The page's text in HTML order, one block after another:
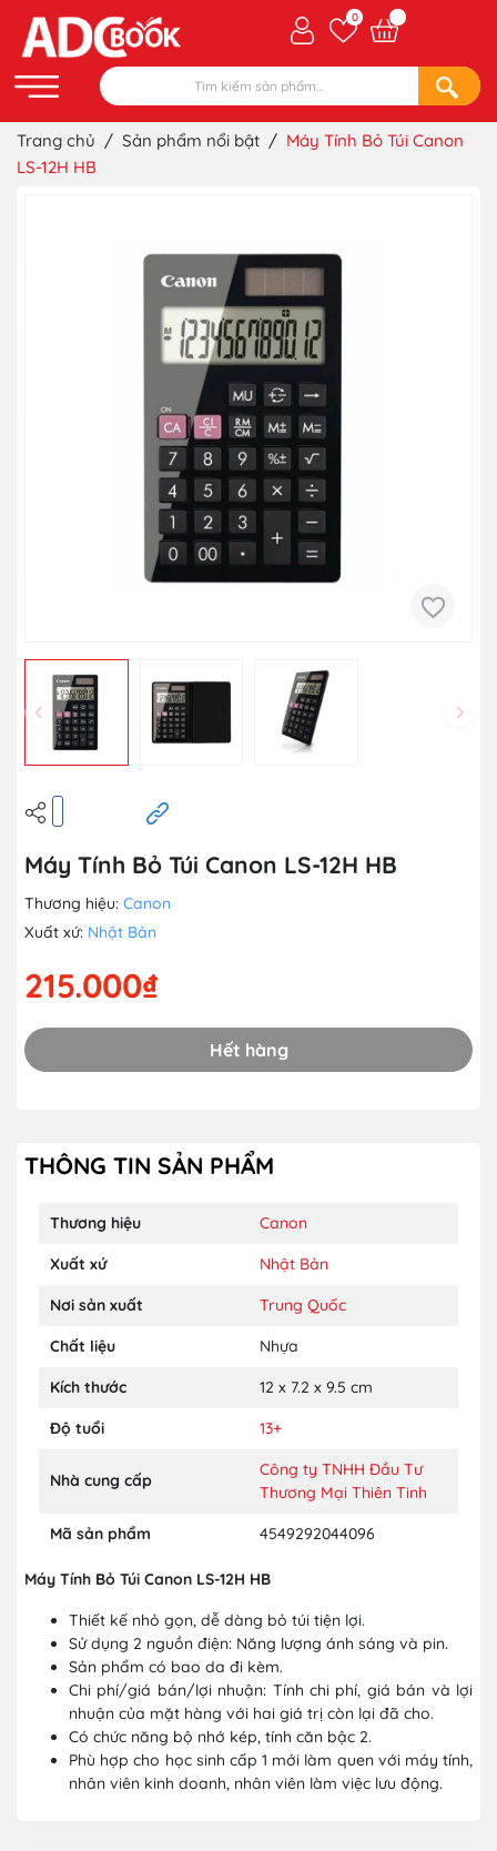
0
Trang chủ / Sản phẩm nổi bật / Máy Tính Bỏ Túi Canon
LS-12H HB
Máy Tính Bỏ Túi Canon LS-12H HB
Thương hiệu: Canon
Xuất xứ: Nhật Bản
215.000₫
Hết hàng
THÔNG TIN SẢN PHẨM
Thương hiệu Canon
Xuất xứ Nhật Bản
Nơi sản xuất Trung Quốc
Chất liệu Nhựa
Kích thước 12 x 7.2 x 9.5 cm
Độ tuổi 13+
Nhà cung cấp
Công ty TNHH Đầu Tư
Thương Mại Thiên Tinh
Mã sản phẩm 4549292044096
Máy Tính Bỏ Túi Canon LS-12H HB
Thiết kế nhỏ gọn, dễ dàng bỏ túi tiện lợi.
Sử dụng 2 nguồn điện: Năng lượng ánh sáng và pin.
Sản phẩm có bao da đi kèm.
Chi phí/giá bán/lợi nhuận: Tính chi phí, giá bán và lợi
nhuận của mặt hàng với hai giá trị còn lại đã cho.
Có chức năng bộ nhớ kép, tính căn bậc 2.
Phù hợp cho học sinh cấp 1 mới làm quen với máy tính,
nhân viên kinh doanh, nhân viên làm việc lưu động.